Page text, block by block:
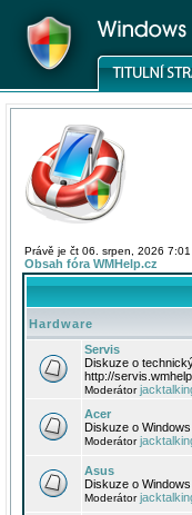
Právě je čt 06. srpen, 2026 7:01
Obsah fóra WMHelp.cz
Hardware
Servis
Diskuze o
http://
Moderátor
Acer
Diskuze o
Moderátor
Asus
Diskuze o
Moderátor